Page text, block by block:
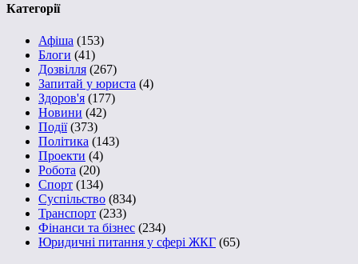
Категорії
Афіша (153)
Блоги (41)
Дозвілля (267)
Запитай у юриста (4)
Здоров'я (177)
Новини (42)
Події(373)
Політика (143)
Проекти (4)
Робота (20)
Спорт (134)
Суспільство (834)
Транспорт (233)
Фінанси та бізнес (234)
Юридичні питання у сфері ЖКГ (65)